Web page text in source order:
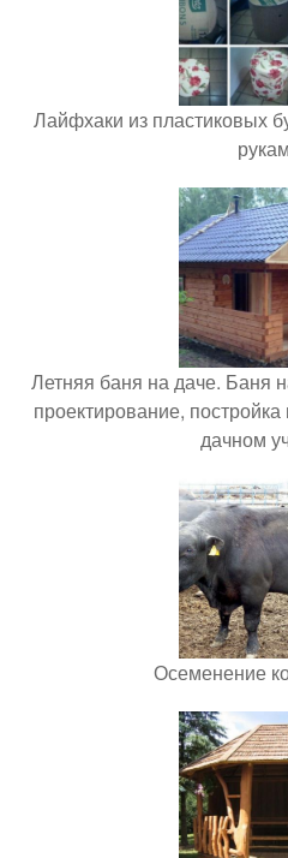
Лайфхаки из пластиковых
Летняя баня на даче. Баня
проектирование,
дачном
Осеменение